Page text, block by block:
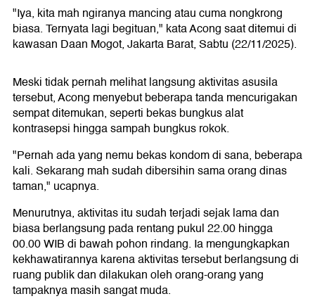
"Iya, kita mah ngiranya mancing atau cuma nongkrong
biasa. Ternyata lagi begituan," kata Acong saat ditemui di
kawasan Daan Mogot, Jakarta Barat, Sabtu (22/11/2025).
Meski tidak pernah melihat langsung aktivitas asusila
tersebut, Acong menyebut beberapa tanda mencurigakan
sempat ditemukan, seperti bekas bungkus alat
kontrasepsi hingga sampah bungkus rokok.
"Pernah ada yang nemu bekas kondom di sana, beberapa
kali. Sekarang mah sudah dibersihin sama orang dinas
taman," ucapnya.
Menurutnya, aktivitas itu sudah terjadi sejak lama dan
biasa berlangsung pada rentang pukul 22.00 hingga
00.00 WIB di bawah pohon rindang. Ia mengungkapkan
kekhawatirannya karena aktivitas tersebut berlangsung di
ruang publik dan dilakukan oleh orang-orang yang
tampaknya masih sangat muda.